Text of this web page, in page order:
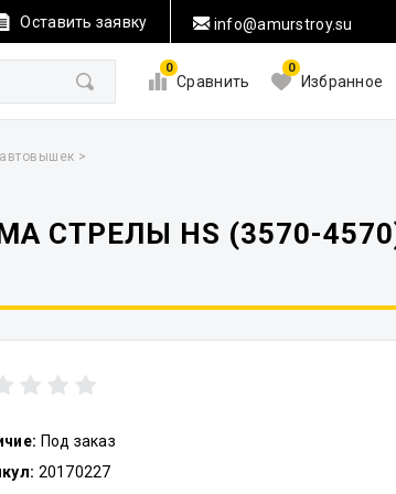
Оставить заявку info@amurstroy.su
0
Сравнить
0
Избранное
>
HS (3570-4570)
Под заказ
20170227